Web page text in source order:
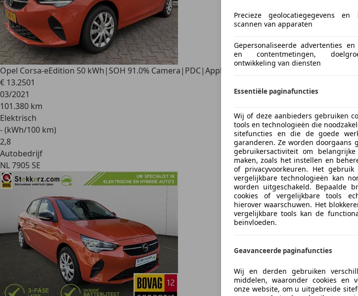
Precieze geolocatiegegevens
scannen van apparaten
Gepersonaliseerde advertenties
en contentmetingen,
ontwikkeling van diensten
Essentiële paginafuncties
Wij of deze aanbieders gebruiken
tools en technologieën die
sitefuncties en die de goede
garanderen. Ze worden doorgaans
gebruikersactiviteit om
maken, zoals het instellen en
of privacyvoorkeuren. Het
vergelijkbare technologieën kan
worden uitgeschakeld. Bepaalde
cookies of vergelijkbare tools
hierover waarschuwen. Het
vergelijkbare tools kan de
beïnvloeden.
Geavanceerde paginafuncties
Wij en derden gebruiken
middelen, waaronder cookies en
onze website, om u uitgebreide
Opel Corsa-eEdition 50 kWh|SOH 91.0% Camera|PDC|Apple Carplay|
€ 13.2501
03/2021
101.380 km
Elektrisch
- (kWh/100 km)
2,8
Autobedrijf
NL 7905 SE